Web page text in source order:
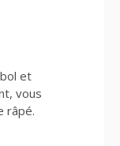
et
vous
râpé.